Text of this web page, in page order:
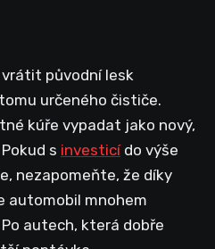
původní lesk
určeného čističe.
kúře vypadat jako nový,
s investicído výše
nezapomeňte, že díky
automobil mnohem
autech, která dobře